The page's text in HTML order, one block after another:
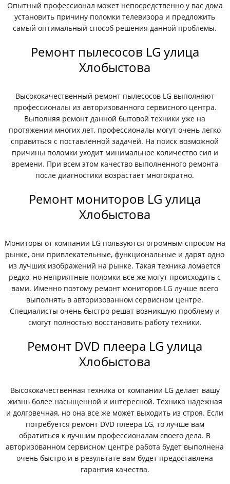
Опытный профессионал может непосредственно у вас дома
установить причину поломки телевизора и предложить
самый оптимальный способ решения данной проблемы.
Ремонт пылесосов LG улица
Хлобыстова
Высококачественный ремонт пылесосов LG выполняют
профессионалы из авторизованного сервисного центра.
Выполняя ремонт данной бытовой техники уже на
протяжении многих лет, профессионалы могут очень легко
справиться с поставленной задачей. На поиск возможной
причины поломки уходит минимальное количество сил и
времени. При всем этом качество выполненного ремонта
после диагностики возрастает многократно.
Ремонт мониторов LG улица
Хлобыстова
Мониторы от компании LG пользуются огромным спросом на
рынке, они привлекательные, функциональные и дарят одно
из лучших изображений на рынке. Такая техника ломается
редко, но неприятные поломки все же могут происходить с
вами. Именно поэтому ремонт мониторов LG лучше всего
выполнять в авторизованном сервисном центре.
Специалисты очень быстро решат возникшую проблему и
смогут полностью восстановить работу техники.
Ремонт DVD плеера LG улица
Хлобыстова
Высококачественная техника от компании LG делает вашу
жизнь более насыщенной и интересной. Техника надежная
и долговечная, но она все же может выходить из строя. Если
потребуется ремонт DVD плеера LG, то лучше вам
обратиться к лучшим профессионалам своего дела. В
авторизованном сервисном центре работа будет выполнена
очень быстро и в результате вам будет предоставлена
гарантия качества.